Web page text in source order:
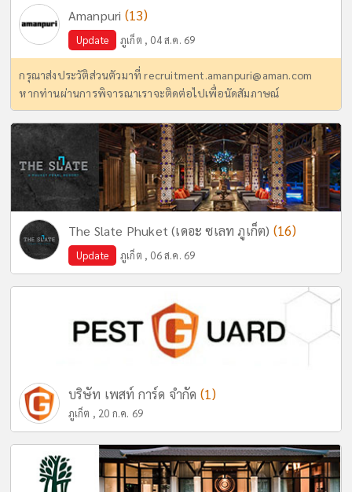
Amanpuri (13)
Update ภูเก็ต , 04 ส.ค. 69
กรุณาส่งประวัติส่วนตัวมาที่recruitment.amanpuri@aman.com
หากท่านผ่านการพิจารณาเราจะติดต่อไปเพื่อนัดสัมภาษณ์
The Slate Phuket (เดอะ ซเลท ภูเก็ต) (16)
Update ภูเก็ต , 06 ส.ค. 69
บริษัท เพสท์ การ์ด จำกัด (1)
ภูเก็ต , 20 ก.ค. 69